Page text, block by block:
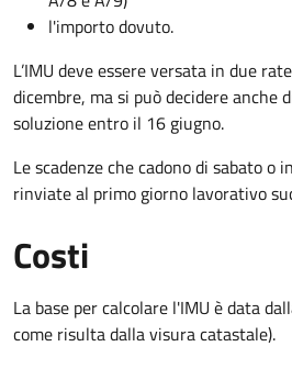
l'importo dovuto.
L’IMU deve essere versata in due
dicembre, ma si può decidere anche
soluzione entro il 16 giugno.
Le scadenze che cadono di sabato o
rinviate al primo giorno lavorativo
Costi
La base per calcolare l'IMU è data
come risulta dalla visura catastale).